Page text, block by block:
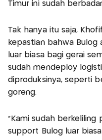
Timur ini sudah
Tak hanya itu saja,
kepastian bahwa Bulog
luar biasa bagi gerai
sudah mendeploy
diproduksinya, seperti
goreng.
"Kami sudah berkeliling
support Bulog luar